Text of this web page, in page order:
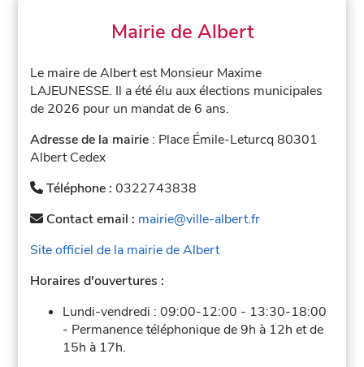
Mairie de Albert
Le maire de Albert est Monsieur Maxime
LAJEUNESSE. Il a été élu aux élections municipales
de 2026 pour un mandat de 6 ans.
Adresse de la mairie : Place Émile-Leturcq 80301
Albert Cedex
Téléphone :0322743838
Contact email : mairie@ville-albert.fr
Site officiel de la mairie de Albert
Horaires d'ouvertures :
Lundi-vendredi :09:00-12:00 - 13:30-18:00
- Permanence téléphonique de 9h à 12h et de
15h à 17h.